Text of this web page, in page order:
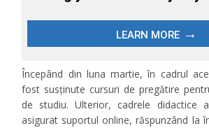
Începând din luna martie, în cadrul
fost susținute cursuri de pregătire
de studiu. Ulterior, cadrele didactice
asigurat suportul online, răspunzând la